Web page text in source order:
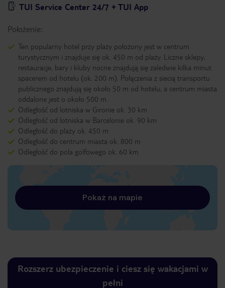
TUI Service Center 24/7 + TUI App
Położenie:
Ten popularny hotel przy plaży położony jest w centrum
turystycznym i znajduje się ok. 450 m od plaży. Liczne sklepy,
restauracje, bary i kluby nocne znajdują się zaledwie kilka minut
spacerem od hotelu (ok. 200 m). Połączenia z siecią transportu
publicznego znajdują się około 50 m od hotelu, a centrum miasta
oddalone jest o około 500 m.
Odległość od lotniska w Gironie ok. 30 km
Odległość od lotniska w Barcelonie ok. 90 km
Odległość do plaży ok. 450 m
Odległość do centrum miasta ok. 800 m
Odległość do pola golfowego ok. 60 km
Pokaż na mapie
Rozszerz ubezpieczenie i ciesz się wakacjami w
pełni